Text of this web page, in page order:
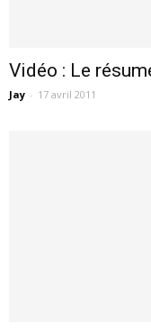
Vidéo : Le
Jay - 17 avril 2011